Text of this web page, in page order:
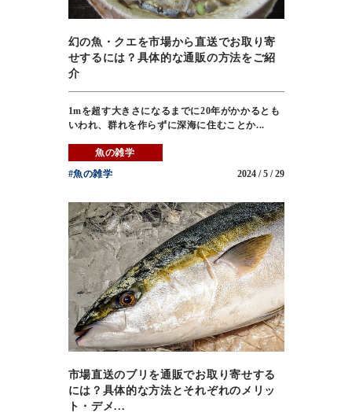
幻の魚・クエを市場から直送でお取り寄
せするには？具体的な通販の方法をご紹
介
1mを超す大きさになるまでに20年がかかるとも
いわれ、群れを作らずに深海に住むことか...
魚の雑学
#魚の雑学
2024 / 5 / 29
市場直送のブリを通販でお取り寄せする
には？具体的な方法とそれぞれのメリッ
ト・デメ...